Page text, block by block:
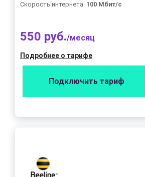
Скорость интернета: 100 Мбит/с
550 руб./месяц
Подробнее о тарифе
Подключить тариф